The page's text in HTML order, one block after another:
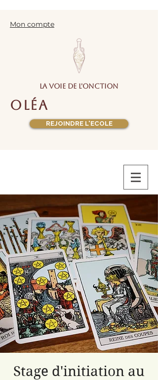
Mon compte
la voie de l'onction
oléa
REJOINDRE L'ECOLE
Stage d'initiation au